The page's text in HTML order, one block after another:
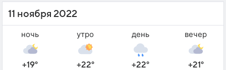
11 ноября 2022
ночь
+19°
утро
+22°
день
+22°
вечер
+21°